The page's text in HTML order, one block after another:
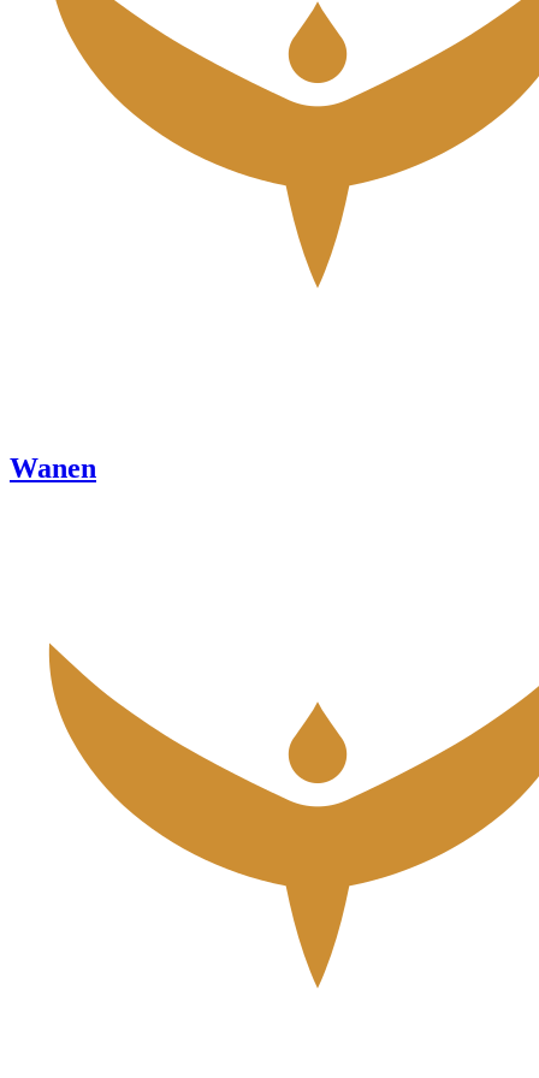
Wanen